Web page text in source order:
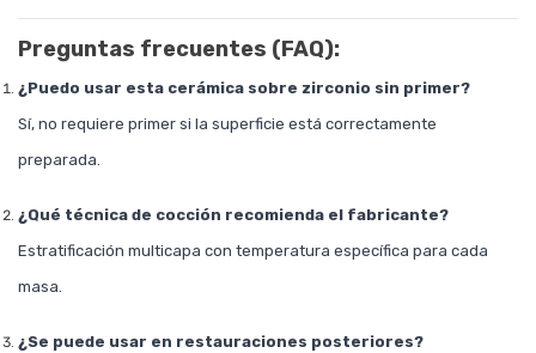
Preguntas frecuentes (FAQ):
¿Puedo usar esta cerámica sobre zirconio sin primer?
Sí, no requiere primer si la superficie está correctamente
preparada.
¿Qué técnica de cocción recomienda el fabricante?
Estratificación multicapa con temperatura específica para cada
masa.
¿Se puede usar en restauraciones posteriores?